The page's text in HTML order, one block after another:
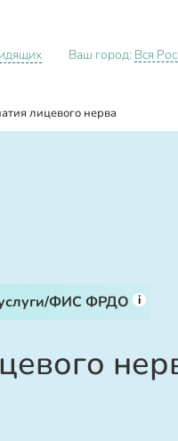
Ваш город: Вся
лицевого нерва
ФИС ФРДО i